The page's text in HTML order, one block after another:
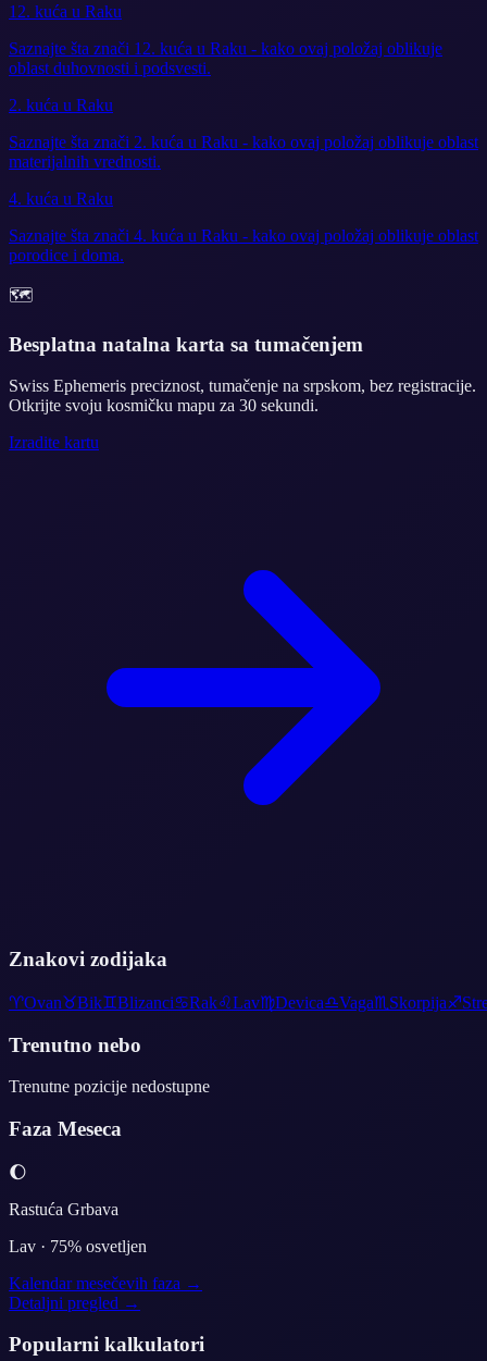
12. kuća u Raku
Saznajte šta znači 12. kuća u Raku - kako ovaj položaj oblikuje
oblast duhovnosti i podsvesti.
2. kuća u Raku
Saznajte šta znači 2. kuća u Raku - kako ovaj položaj oblikuje oblast
materijalnih vrednosti.
4. kuća u Raku
Saznajte šta znači 4. kuća u Raku - kako ovaj položaj oblikuje oblast
porodice i doma.
🗺️
Besplatna natalna karta sa tumačenjem
Swiss Ephemeris preciznost, tumačenje na srpskom, bez registracije.
Otkrijte svoju kosmičku mapu za 30 sekundi.
Izradite kartu
Znakovi zodijaka
♈Ovan♉Bik♊Blizanci♋Rak♌Lav♍Devica♎Vaga♏ Skorpija♐
Trenutno nebo
Trenutne pozicije nedostupne
Faza Meseca
🌔
Rastuća Grbava
Lav · 75% osvetljen
Kalendar mesečevih faza →
Detaljni pregled →
Popularni kalkulatori